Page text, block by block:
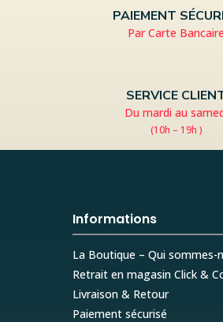
PAIEMENT
Par Carte Bancaire
SERVICE
Du mardi au
(10h – 19h )
Informations
La Boutique – Qui sommes-
Retrait en magasin Click &
Livraison & Retour
Paiement sécurisé